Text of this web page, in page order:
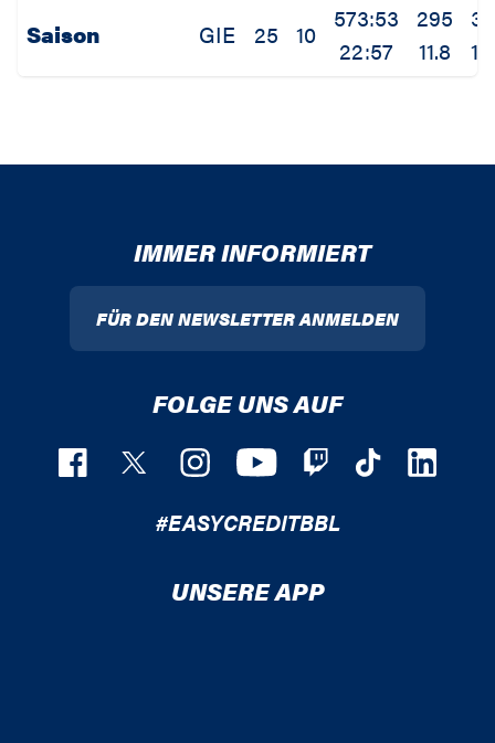
Saison GIE 25 10
573:53
22:57
295
11.8
34
1.4
IMMER INFORMIERT
FÜR DEN NEWSLETTER ANMELDEN
FOLGE UNS AUF
#EASYCREDITBBL
UNSERE APP